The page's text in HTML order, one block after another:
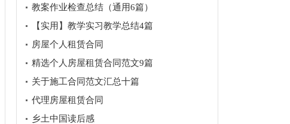
教案作业检查总结（通用6篇）
【实用】教学实习教学总结4篇
房屋个人租赁合同
精选个人房屋租赁合同范文9篇
关于施工合同范文汇总十篇
代理房屋租赁合同
乡土中国读后感